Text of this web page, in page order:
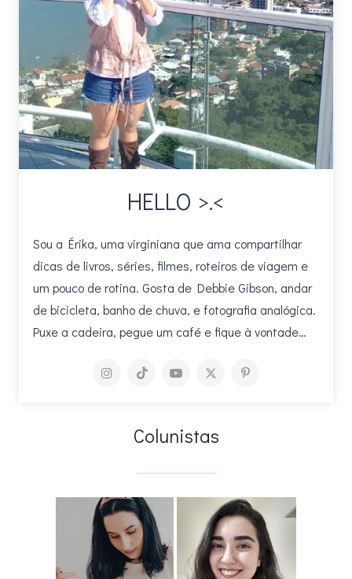
HELLO >.<
Sou a Érika, uma virginiana que ama compartilhar
dicas de livros, séries, filmes, roteiros de viagem e
um pouco de rotina. Gosta de Debbie Gibson, andar
de bicicleta, banho de chuva, e fotografia analógica.
Puxe a cadeira, pegue um café e fique à vontade…
Colunistas